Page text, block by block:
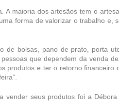
A maioria dos artesãos tem o
forma de valorizar o trabalho e,
de bolsas, pano de prato, porta
que dependem da venda
produtos e ter o retorno financeiro
seus produtos foi a